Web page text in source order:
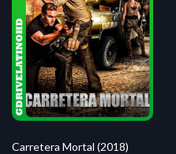
Carretera Mortal (2018)